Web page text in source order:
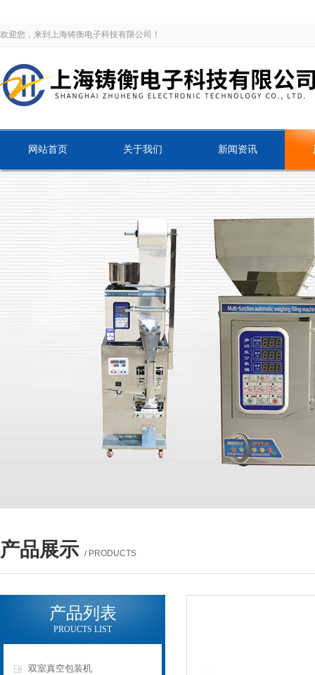
欢迎您，来到上海铸衡电子科技有限公司！
网站首页 关于我们 新闻资讯
产品展示 / PRODUCTS
产品列表
PROUCTS LIST
双室真空包装机